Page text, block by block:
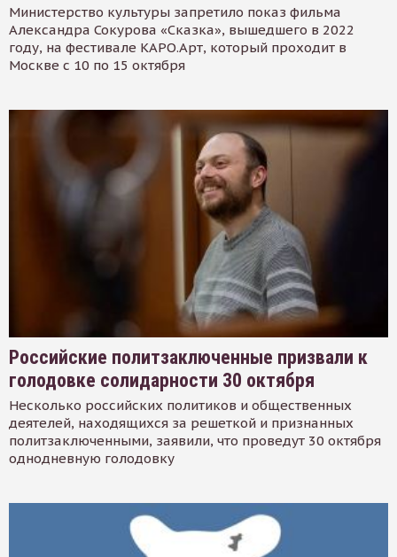
Министерство культуры запретило показ фильма
Александра Сокурова «Сказка», вышедшего в 2022
году, на фестивале КАРО.Арт, который проходит в
Москве с 10 по 15 октября
Российские политзаключенные призвали к
голодовке солидарности 30 октября
Несколько российских политиков и общественных
деятелей, находящихся за решеткой и признанных
политзаключенными, заявили, что проведут 30 октября
однодневную голодовку